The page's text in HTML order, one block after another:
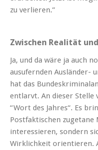
zu verlieren.”
Zwischen Realität
Ja, und da wäre ja auch
ausufernden Ausländer-
hat das
entlarvt. An dieser Stelle
“Wort des Jahres“. Es
Postfaktischen
interessieren, sondern
Wirklichkeit orientieren.